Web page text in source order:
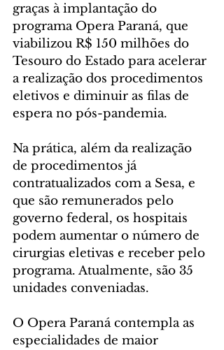
graças à implantação do
programa Opera Paraná, que
viabilizou R$ 150 milhões do
Tesouro do Estado para acelerar
a realização dos procedimentos
eletivos e diminuir as filas de
espera no pós-pandemia.
Na prática, além da realização
de procedimentos já
contratualizados com a Sesa, e
que são remunerados pelo
governo federal, os hospitais
podem aumentar o número de
cirurgias eletivas e receber pelo
programa. Atualmente, são 35
unidades conveniadas.
O Opera Paraná contempla as
especialidades de maior